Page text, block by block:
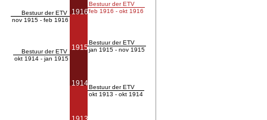
Bestuur der ETV
nov 1915 - feb 1916
Bestuur der ETV
okt 1914 - jan 1915
1916
1915
1914
Bestuur der ETV
feb 1916 - okt 1916
Bestuur der ETV
jan 1915 - nov 1915
Bestuur der ETV
okt 1913 - okt 1914